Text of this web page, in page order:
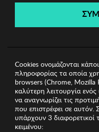
Filters
Cookies ονομάζονται
πληροφορίας τα οποία
browsers (Chrome,
καλύτερη λειτουργία
να αναγνωρίζει τις
που επιστρέφει σε
υπάρχουν 3
κειμένου: